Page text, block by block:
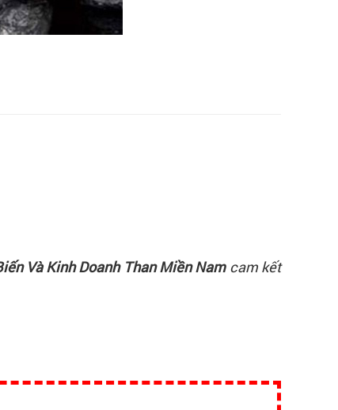
Và Kinh Doanh Than Miền Namcam kết